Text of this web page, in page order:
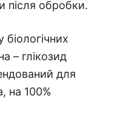
після обробки.
– глікозид
для
на 100%